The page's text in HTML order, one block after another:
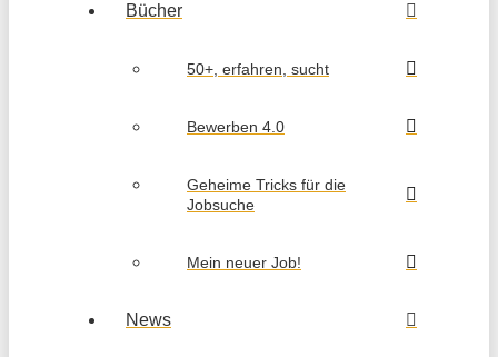
Bücher
50+, erfahren, sucht
Bewerben 4.0
Geheime Tricks für die
Jobsuche
Mein neuer Job!
News